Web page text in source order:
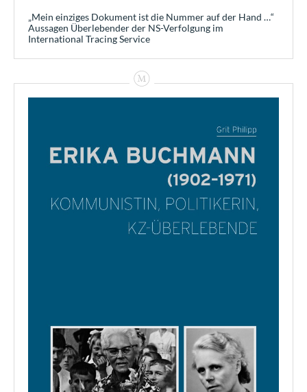
„Mein einziges Dokument ist die Nummer auf der Hand …“
Aussagen Überlebender der NS-Verfolgung im
International Tracing Service